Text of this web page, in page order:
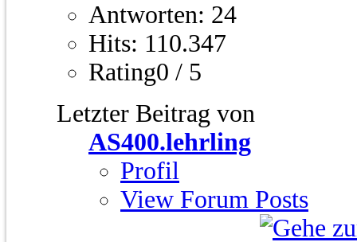
Antworten: 24
Hits: 110.347
Rating0 / 5
Letzter Beitrag von
AS400.lehrling
Profil
View Forum Posts